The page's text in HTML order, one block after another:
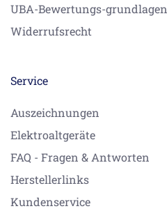
UBA-Bewertungs-grundlagen
Widerrufsrecht
Service
Auszeichnungen
Elektroaltgeräte
FAQ - Fragen & Antworten
Herstellerlinks
Kundenservice